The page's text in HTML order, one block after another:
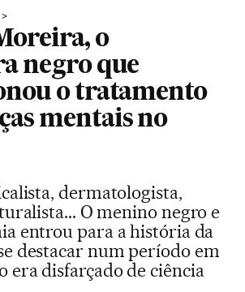
o
negro que
o tratamento
mentais no
dermatologista,
O menino negro e
entrou para a história da
destacar num período em
era disfarçado de ciência